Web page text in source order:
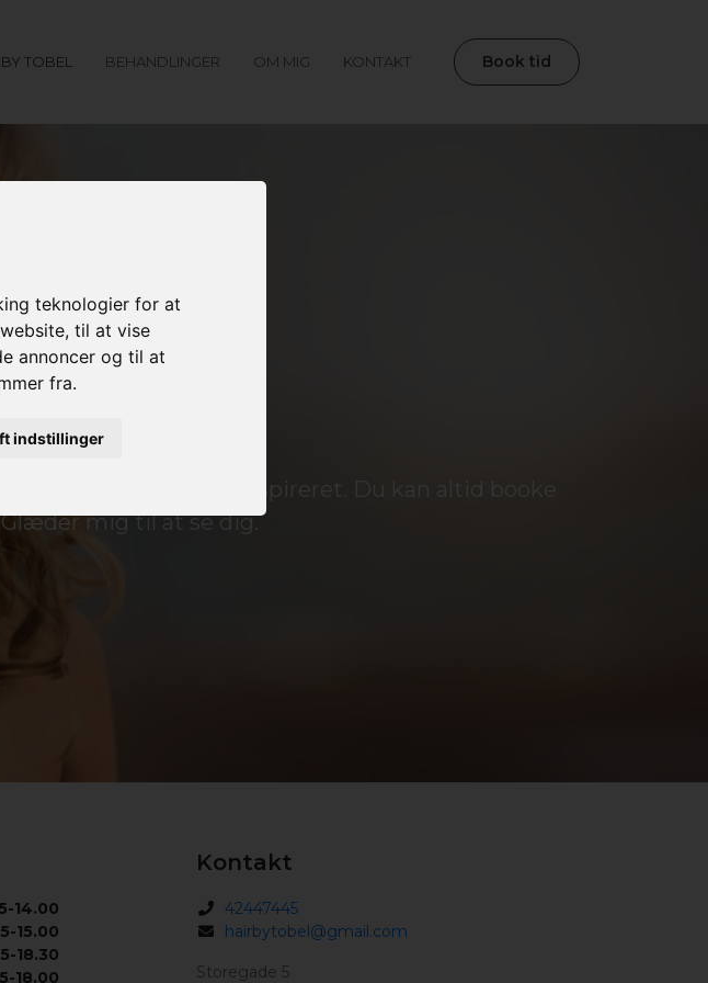
teknologier for at
til at vise
annoncer og til at
fra.
indstillinger
TOBEL BEHANDLINGER OM MIG KONTAKT Book tid
og lad dig blive inspireret. Du kan altid booke
mig til at se dig.
14.00
15.00
18.30
18.00
Kontakt
42447445
hairbytobel@gmail.com
Storegade 5